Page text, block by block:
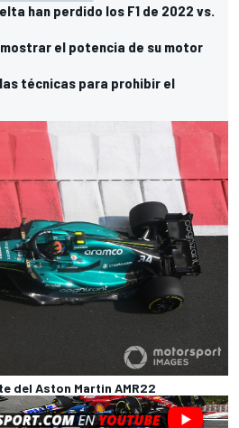
han perdido los F1 de 2022 vs.
el potencia de su motor
técnicas para prohibir el
del Aston Martin AMR22